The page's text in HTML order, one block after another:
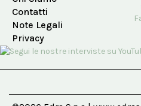
Contatti
Note Legali
Privacy